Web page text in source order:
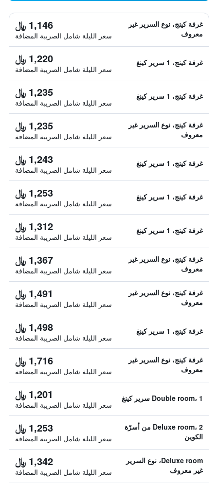
غرفة كينج، نوع السرير غير
معروف
1,146 ﷼
سعر الليلة شامل الصريبة المضافة
غرفة كينج، 1 سرير كينغ 1,220 ﷼
سعر الليلة شامل الصريبة المضافة
غرفة كينج، 1 سرير كينغ 1,235 ﷼
سعر الليلة شامل الصريبة المضافة
غرفة كينج، نوع السرير غير
معروف
1,235 ﷼
سعر الليلة شامل الصريبة المضافة
غرفة كينج، 1 سرير كينغ 1,243 ﷼
سعر الليلة شامل الصريبة المضافة
غرفة كينج، 1 سرير كينغ 1,253 ﷼
سعر الليلة شامل الصريبة المضافة
غرفة كينج، 1 سرير كينغ 1,312 ﷼
سعر الليلة شامل الصريبة المضافة
غرفة كينج، نوع السرير غير
معروف
1,367 ﷼
سعر الليلة شامل الصريبة المضافة
غرفة كينج، نوع السرير غير
معروف
1,491 ﷼
سعر الليلة شامل الصريبة المضافة
غرفة كينج، 1 سرير كينغ 1,498 ﷼
سعر الليلة شامل الصريبة المضافة
غرفة كينج، نوع السرير غير
معروف
1,716 ﷼
سعر الليلة شامل الصريبة المضافة
Double room، 1 سرير كينغ 1,201 ﷼
سعر الليلة شامل الصريبة المضافة
Deluxe room، 2 من أسرّة
الكوين
1,253 ﷼
سعر الليلة شامل الصريبة المضافة
Deluxe room، نوع السرير
غير معروف
1,342 ﷼
سعر الليلة شامل الصريبة المضافة